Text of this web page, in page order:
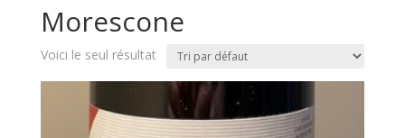
Morescone
Voici le seul résultat